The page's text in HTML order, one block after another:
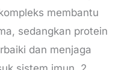
membantu
sedangkan protein
dan menjaga